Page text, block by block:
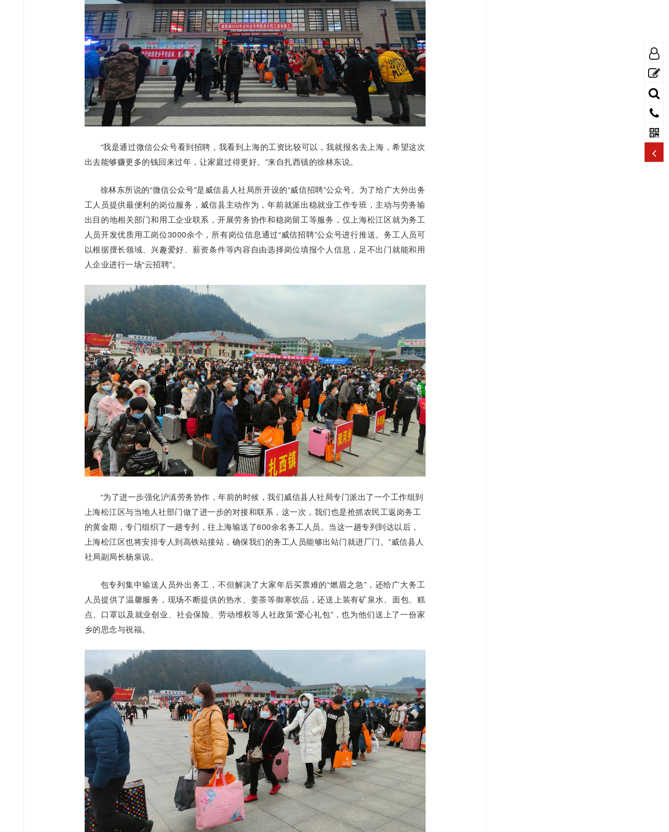
“我是通过微信公众号看到招聘，我看到上海的工资比较可以，我就报名去上海，希望这次
出去能够赚更多的钱回来过年，让家庭过得更好。”来自扎西镇的徐林东说。
徐林东所说的“微信公众号”是威信县人社局所开设的“威信招聘”公众号。为了给广大外出务
工人员提供最便利的岗位服务，威信县主动作为，年前就派出稳就业工作专班，主动与劳务输
出目的地相关部门和用工企业联系，开展劳务协作和稳岗留工等服务，仅上海松江区就为务工
人员开发优质用工岗位3000余个，所有岗位信息通过“威信招聘”公众号进行推送。务工人员可
以根据擅长领域、兴趣爱好、薪资条件等内容自由选择岗位填报个人信息，足不出门就能和用
人企业进行一场“云招聘”。
“为了进一步强化沪滇劳务协作，年前的时候，我们威信县人社局专门派出了一个工作组到
上海松江区与当地人社部门做了进一步的对接和联系，这一次，我们也是抢抓农民工返岗务工
的黄金期，专门组织了一趟专列，往上海输送了600余名务工人员。当这一趟专列到达以后，
上海松江区也将安排专人到高铁站接站，确保我们的务工人员能够出站门就进厂门。”威信县人
社局副局长杨泉说。
包专列集中输送人员外出务工，不但解决了大家年后买票难的“燃眉之急”，还给广大务工
人员提供了温馨服务，现场不断提供的热水、姜茶等御寒饮品，还送上装有矿泉水、面包、糕
点、口罩以及就业创业、社会保险、劳动维权等人社政策“爱心礼包”，也为他们送上了一份家
乡的思念与祝福。